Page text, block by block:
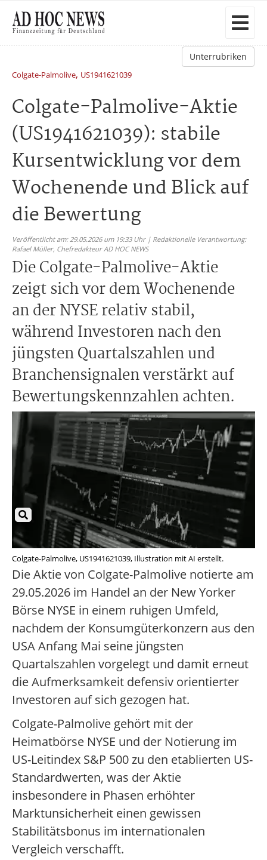
Unterrubriken
Colgate-Palmolive, US1941621039
Colgate-Palmolive-Aktie
(US1941621039): stabile
Kursentwicklung vor dem
Wochenende und Blick auf
die Bewertung
Veröffentlicht am: 29.05.2026 um 19:33 Uhr | Redaktionelle Verantwortung:
Rafael Müller, Chefredakteur AD HOC NEWS
Die Colgate-Palmolive-Aktie
zeigt sich vor dem Wochenende
an der NYSE relativ stabil,
während Investoren nach den
jüngsten Quartalszahlen und
Branchensignalen verstärkt auf
Bewertungskennzahlen achten.
Colgate-Palmolive, US1941621039, Illustration mit AI erstellt.
Die Aktie von Colgate-Palmolive notierte am
29.05.2026 im Handel an der New Yorker
Börse NYSE in einem ruhigen Umfeld,
nachdem der Konsumgüterkonzern aus den
USA Anfang Mai seine jüngsten
Quartalszahlen vorgelegt und damit erneut
die Aufmerksamkeit defensiv orientierter
Investoren auf sich gezogen hat.
Colgate-Palmolive gehört mit der
Heimatbörse NYSE und der Notierung im
US-Leitindex S&P 500 zu den etablierten US-
Standardwerten, was der Aktie
insbesondere in Phasen erhöhter
Marktunsicherheit einen gewissen
Stabilitätsbonus im internationalen
Vergleich verschafft.